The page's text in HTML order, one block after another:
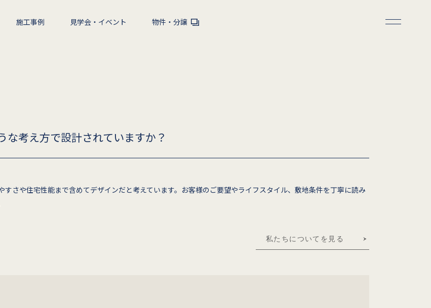
施工事例 見学会・イベント 物件・分譲
な考え方で設計されていますか？
さや住宅性能まで含めてデザインだと考えています。お客様のご要望やライフスタイル、敷地条件を丁寧に読み
私たちについてを見る